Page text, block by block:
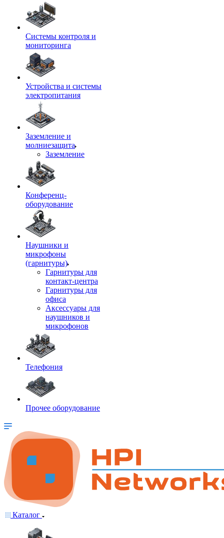
Системы контроля и
мониторинга
Устройства и системы
электропитания
Заземление и
молниезащита
Заземление
Конференц-
оборудование
Наушники и
микрофоны
(гарнитуры)
Гарнитуры для
контакт-центра
Гарнитуры для
офиса
Аксессуары для
наушников и
микрофонов
Телефония
Прочее оборудование
Каталог